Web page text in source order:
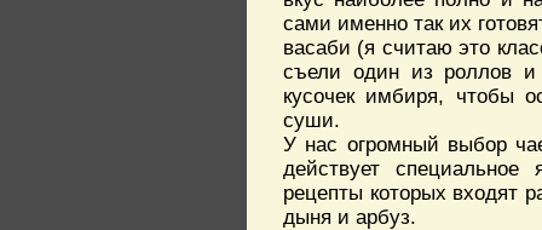
сами именно так их
васаби (я считаю это
съели один из роллов и
кусочек имбиря, чтобы
суши.
У нас огромный выбор
действует
рецепты которых входят
дыня и арбуз.